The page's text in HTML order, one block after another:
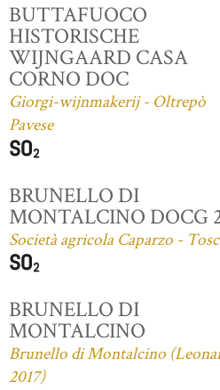
BUTTAFUOCO
HISTORISCHE
WIJNGAARD CASA
CORNO DOC
Giorgi-wijnmakerij - Oltrepò
Pavese
BRUNELLO DI
MONTALCINO DOCG
Società agricola Caparzo -
BRUNELLO DI
MONTALCINO
Brunello di Montalcino
2017)